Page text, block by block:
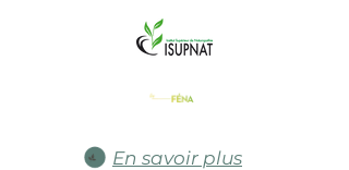
En savoir plus